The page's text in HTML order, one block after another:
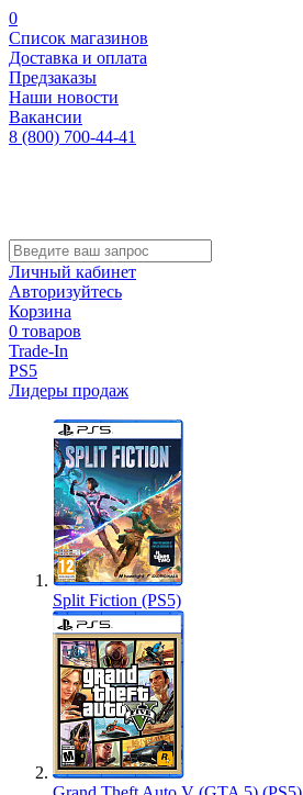
0
Список магазинов
Доставка и оплата
Предзаказы
Наши новости
Вакансии
8 (800) 700-44-41
Личный кабинет
Авторизуйтесь
Корзина
0 товаров
Trade-In
PS5
Лидеры продаж
Split Fiction (PS5)